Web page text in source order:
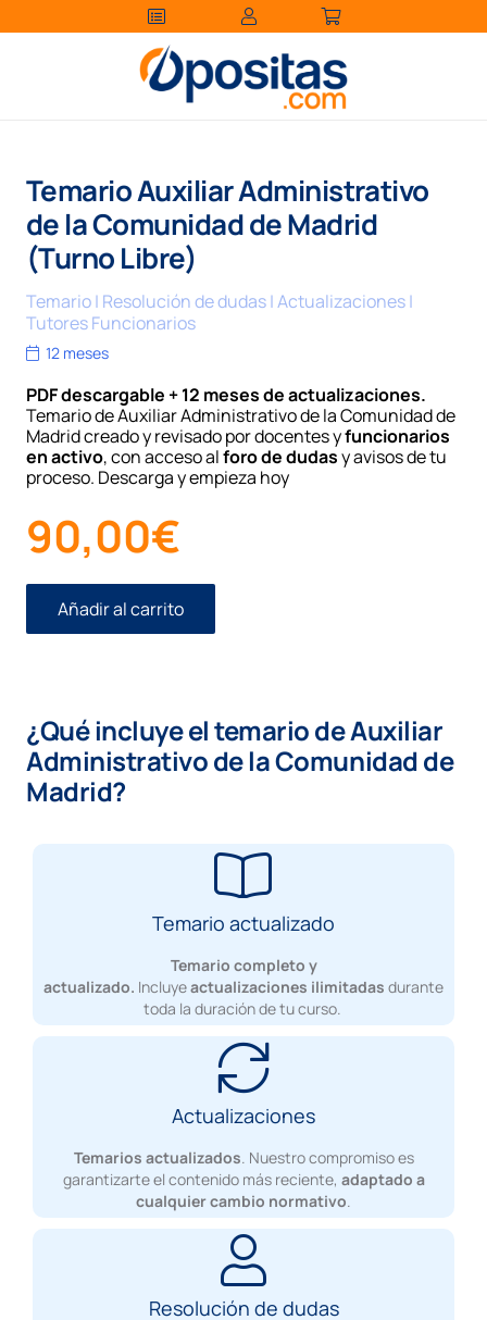
Temario Auxiliar Administrativo
de la Comunidad de Madrid
(Turno Libre)
Temario | Resolución de dudas | Actualizaciones |
Tutores Funcionarios
12 meses
PDF descargable + 12 meses de actualizaciones.
Temario de Auxiliar Administrativo de la Comunidad de
Madrid creado y revisado por docentes yfuncionarios
en activo, con acceso alforo de dudasy avisos de tu
proceso. Descarga y empieza hoy
90,00€
Temario
Auxiliar
Comunidad
de
Madrid
(Turno
Añadir al carrito
¿Qué incluye el temario de Auxiliar
Administrativo de la Comunidad de
Madrid?
Temario actualizado
Temario completo y
actualizado. Incluyeactualizaciones ilimitadas durante
toda la duración de tu curso.
Actualizaciones
Temarios actualizados . Nuestro compromiso es
garantizarte el contenido más reciente, adaptado a
cualquier cambio normativo
Resolución de dudas